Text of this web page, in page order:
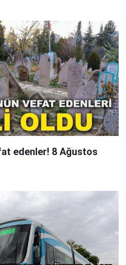
edenler! 8 Ağustos